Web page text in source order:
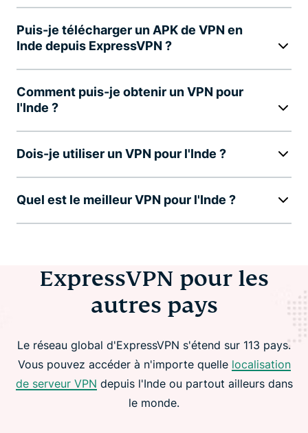
Puis-je télécharger un APK de VPN en
Inde depuis ExpressVPN ?
Comment puis-je obtenir un VPN pour
l'Inde ?
Dois-je utiliser un VPN pour l'Inde ?
Quel est le meilleur VPN pour l'Inde ?
ExpressVPN pour les
autres pays
Le réseau global d'ExpressVPN s'étend sur 113 pays.
Vous pouvez accéder à n'importe quelle localisation
de serveur VPN depuis l'Inde ou partout ailleurs dans
le monde.